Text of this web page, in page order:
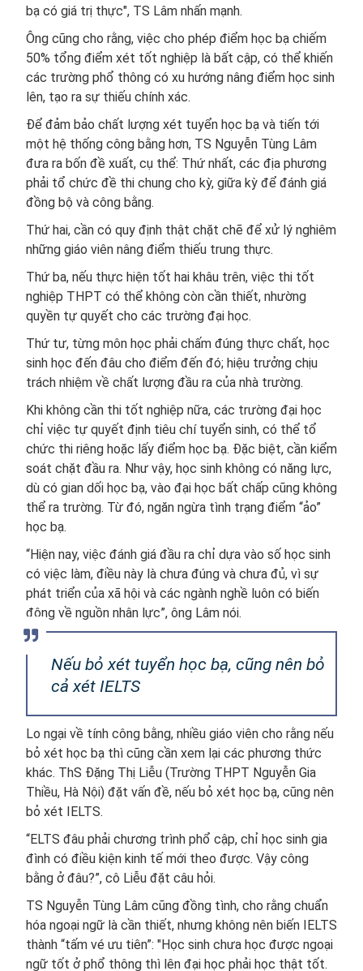
bạ có giá trị thực", TS Lâm nhấn mạnh.
Ông cũng cho rằng, việc cho phép điểm học bạ chiếm
50% tổng điểm xét tốt nghiệp là bất cập, có thể khiến
các trường phổ thông có xu hướng nâng điểm học sinh
lên, tạo ra sự thiếu chính xác.
Để đảm bảo chất lượng xét tuyển học bạ và tiến tới
một hệ thống công bằng hơn, TS Nguyễn Tùng Lâm
đưa ra bốn đề xuất, cụ thể: Thứ nhất, các địa phương
phải tổ chức đề thi chung cho kỳ, giữa kỳ để đánh giá
đồng bộ và công bằng.
Thứ hai, cần có quy định thật chặt chẽ để xử lý nghiêm
những giáo viên nâng điểm thiếu trung thực.
Thứ ba, nếu thực hiện tốt hai khâu trên, việc thi tốt
nghiệp THPT có thể không còn cần thiết, nhường
quyền tự quyết cho các trường đại học.
Thứ tư, từng môn học phải chấm đúng thực chất, học
sinh học đến đâu cho điểm đến đó; hiệu trưởng chịu
trách nhiệm về chất lượng đầu ra của nhà trường.
Khi không cần thi tốt nghiệp nữa, các trường đại học
chỉ việc tự quyết định tiêu chí tuyển sinh, có thể tổ
chức thi riêng hoặc lấy điểm học bạ. Đặc biệt, cần kiểm
soát chặt đầu ra. Như vậy, học sinh không có năng lực,
dù có gian dối học bạ, vào đại học bất chấp cũng không
thể ra trường. Từ đó, ngăn ngừa tình trạng điểm “ảo”
học bạ.
“Hiện nay, việc đánh giá đầu ra chỉ dựa vào số học sinh
có việc làm, điều này là chưa đúng và chưa đủ, vì sự
phát triển của xã hội và các ngành nghề luôn có biến
động về nguồn nhân lực”, ông Lâm nói.
Nếu bỏ xét tuyển học bạ, cũng nên bỏ
cả xét IELTS
Lo ngại về tính công bằng, nhiều giáo viên cho rằng nếu
bỏ xét học bạ thì cũng cần xem lại các phương thức
khác. ThS Đặng Thị Liễu (Trường THPT Nguyễn Gia
Thiều, Hà Nội) đặt vấn đề, nếu bỏ xét học bạ, cũng nên
bỏ xét IELTS.
“ELTS đâu phải chương trình phổ cập, chỉ học sinh gia
đình có điều kiện kinh tế mới theo được. Vậy công
bằng ở đâu?”, cô Liễu đặt câu hỏi.
TS Nguyễn Tùng Lâm cũng đồng tình, cho rằng chuẩn
hóa ngoại ngữ là cần thiết, nhưng không nên biến IELTS
thành “tấm vé ưu tiên”: "Học sinh chưa học được ngoại
ngữ tốt ở phổ thông thì lên đại học phải học thật tốt.